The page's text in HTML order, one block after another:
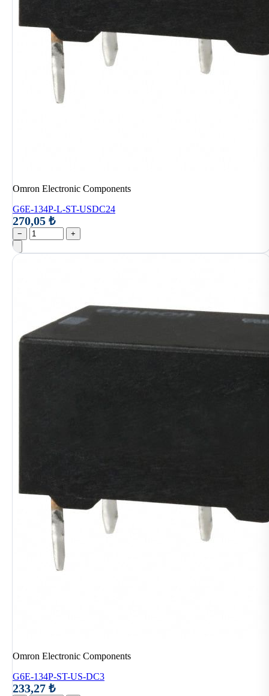
Omron Electronic Components
G6E-134P-L-ST-USDC24
270,05 ₺
− +
Omron Electronic Components
G6E-134P-ST-US-DC3
233,27 ₺